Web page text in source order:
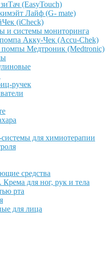
(EasyTouch)
Лайф (G- mate)
(iCheck)
и системы мониторинга
Акку-Чек (Accu-Chek)
Медтроник (Medtronic)
ручек
для химиотерапии
средства
Крема для ног, рук и тела
рта
для лица